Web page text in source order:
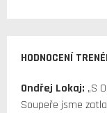
HODNOCENÍ
Ondřej Lokaj: „S
Soupeře jsme